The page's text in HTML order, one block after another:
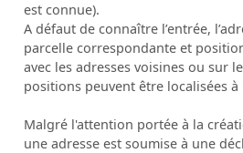
est connue).
A défaut de connaître l’entrée,
parcelle correspondante et
avec les adresses voisines ou sur
positions peuvent être localisées
Malgré l'attention portée à la
une adresse est soumise à une